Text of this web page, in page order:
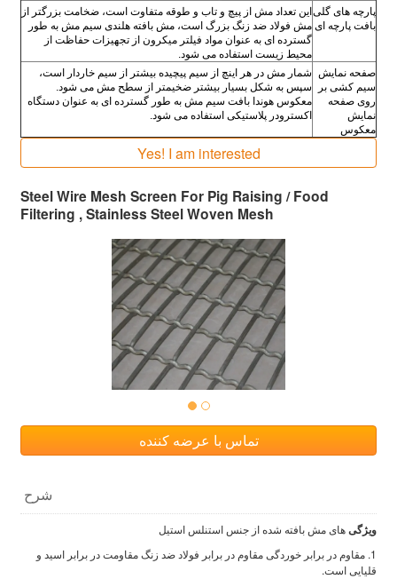
پارچه های گلی
بافت پارچه ای
این تعداد مش از پیچ و تاب و طوقه متفاوت است، ضخامت بزرگتر از
مش فولاد ضد زنگ بزرگ است، مش بافته هلندی سیم مش به طور
گسترده ای به عنوان مواد فیلتر میکرون از تجهیزات حفاظت از
محیط زیست استفاده می شود.
صفحه نمایش
سیم کشی بر
روی صفحه
نمایش
معکوس
شمار مش در هر اینچ از سیم پیچیده بیشتر از سیم خاردار است،
سپس به شکل بسیار بیشتر ضخیمتر از سطح مش می شود.
معکوس هوندا بافت سیم مش به طور گسترده ای به عنوان دستگاه
اکسترودر پلاستیکی استفاده می شود.
Yes! I am interested
Steel Wire Mesh Screen For Pig Raising / Food
Filtering , Stainless Steel Woven Mesh
تماس با عرضه کننده
شرح
ویژگیهای مش بافته شده از جنس استنلس استیل
1. مقاوم در برابر خوردگی مقاوم در برابر فولاد ضد زنگ مقاومت در برابر اسید و
قلیایی است.